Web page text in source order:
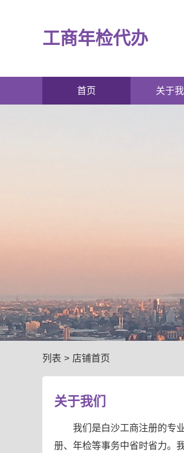
工商年检代办
首页 关于我
列表 > 店铺首页
关于我们
我们是白沙工商注册的专
册、年检等事务中省时省力。